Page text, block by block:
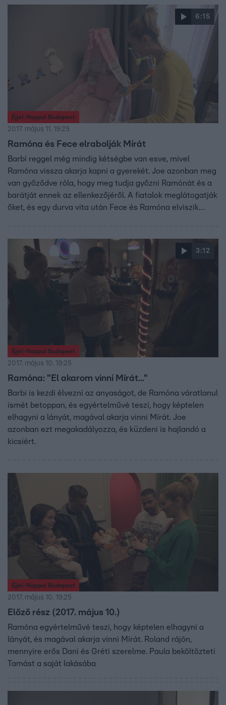
6:15
Éjjel-Nappal Budapest
2017. május 11. 19:25
Ramóna és Fece elrabolják Mírát
Barbi reggel még mindig kétségbe van esve, mivel
Ramóna vissza akarja kapni a gyerekét. Joe azonban meg
van győződve róla, hogy meg tudja győzni Ramónát és a
barátját ennek az ellenkezőjéről. A fiatalok meglátogatják
őket, és egy durva vita után Fece és Ramóna elviszik
3:12
Éjjel-Nappal Budapest
2017. május 10. 19:25
Ramóna: "El akarom vinni Mírát..."
Barbi is kezdi élvezni az anyaságot, de Ramóna váratlanul
ismét betoppan, és egyértelművé teszi, hogy képtelen
elhagyni a lányát, magával akarja vinni Mírát. Joe
azonban ezt megakadályozza, és küzdeni is hajlandó a
kicsiért.
Éjjel-Nappal Budapest
2017. május 10. 19:25
Előző rész (2017. május 10.)
Ramóna egyértelművé teszi, hogy képtelen elhagyni a
lányát, és magával akarja vinni Mírát. Roland rájön,
mennyire erős Dani és Gréti szerelme. Paula beköltözteti
Tamást a saját lakásába